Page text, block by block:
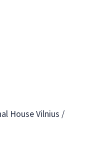
House Vilnius /